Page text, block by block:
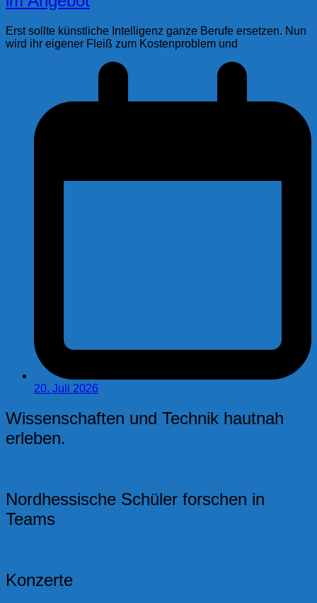
Erst sollte künstliche Intelligenz ganze Berufe ersetzen. Nun
wird ihr eigener Fleiß zum Kostenproblem und
20. Juli 2026
Wissenschaften und Technik hautnah
erleben.
Nordhessische Schüler forschen in
Teams
Konzerte